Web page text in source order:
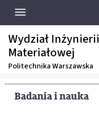
Toggle
navigation
Wydział Inżynierii
Materiałowej
Politechnika Warszawska
Badania i nauka